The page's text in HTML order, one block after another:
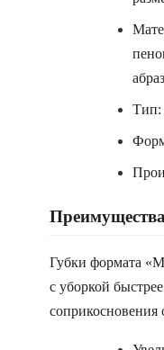
Тип:
Губки формата
с уборкой
соприкосновения